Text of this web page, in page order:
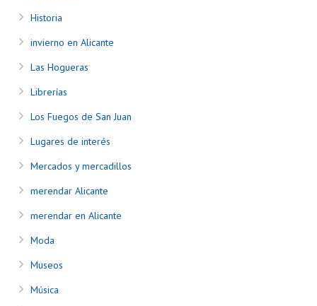
Historia
invierno en Alicante
Las Hogueras
Librerías
Los Fuegos de San Juan
Lugares de interés
Mercados y mercadillos
merendar Alicante
merendar en Alicante
Moda
Museos
Música